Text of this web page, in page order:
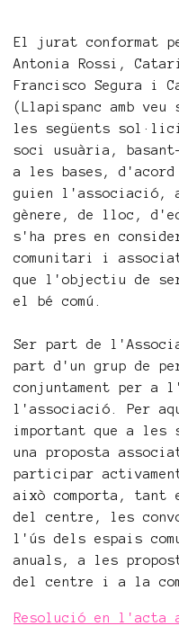
El jurat conformat
Antonia Rossi,
Francisco Segura i
(Llapispanc amb
les següents
soci usuària,
a les bases,
guien l'associació,
gènere, de lloc,
s'ha pres en
comunitari i
que l'objectiu de
el bé comú.
Ser part de
part d'un grup de
conjuntament per a
l'associació. Per
important que a les
una proposta
participar
això comporta,
del centre, les
l'ús dels espais
anuals, a les
del centre i a la
Resolució en l'acta